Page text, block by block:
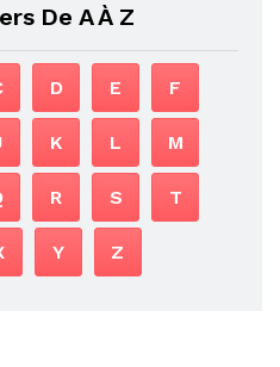
De A À Z
D E F
K L M
R S T
Y Z